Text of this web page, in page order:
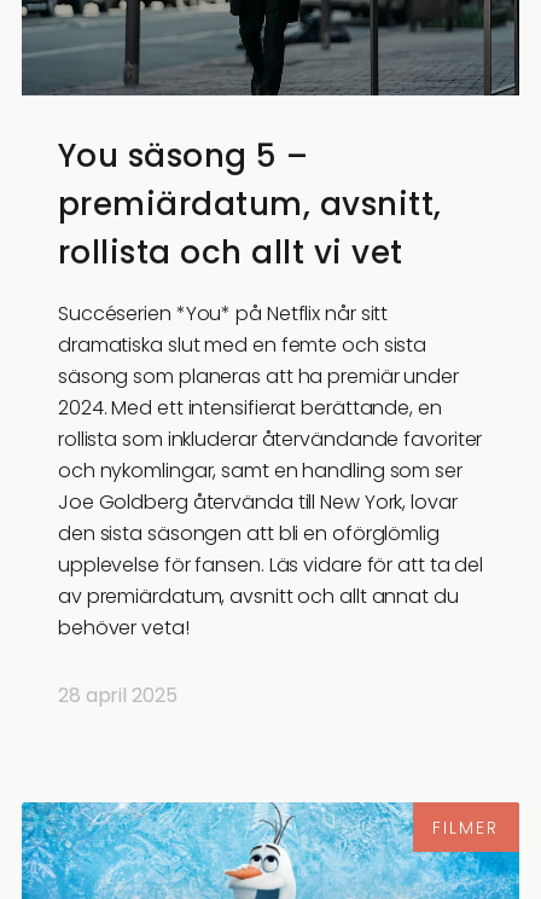
You säsong 5 –
premiärdatum, avsnitt,
rollista och allt vi vet
Succéserien *You* på Netflix når sitt
dramatiska slut med en femte och sista
säsong som planeras att ha premiär under
2024. Med ett intensifierat berättande, en
rollista som inkluderar återvändande favoriter
och nykomlingar, samt en handling som ser
Joe Goldberg återvända till New York, lovar
den sista säsongen att bli en oförglömlig
upplevelse för fansen. Läs vidare för att ta del
av premiärdatum, avsnitt och allt annat du
behöver veta!
28 april 2025
FILMER